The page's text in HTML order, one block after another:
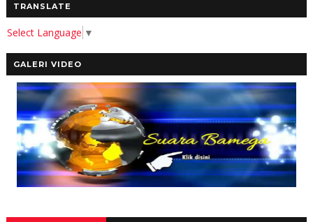
TRANSLATE
Select Language ▼
GALERI VIDEO